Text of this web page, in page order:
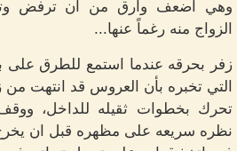
وهي اضعف وارق من ان ترفض
الزواج منه رغماً عنها...
زفر بحرقه عندما استمع للطرق
التي تخبره بأن العروس قد انتهت من
تحرك بخطوات ثقيله للداخل،
نظره سريعه على مظهره قبل ان